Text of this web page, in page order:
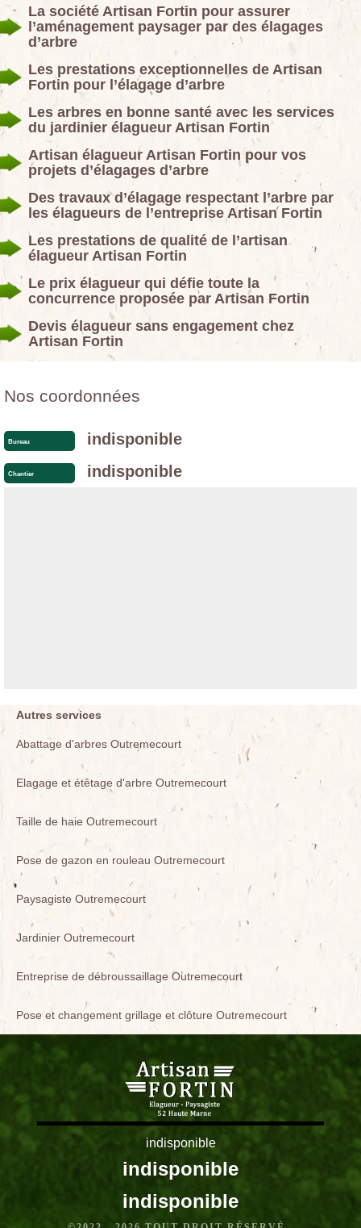
La société Artisan Fortin pour assurer
l’aménagement paysager par des élagages
d’arbre
Les prestations exceptionnelles de Artisan
Fortin pour l’élagage d’arbre
Les arbres en bonne santé avec les services
du jardinier élagueur Artisan Fortin
Artisan élagueur Artisan Fortin pour vos
projets d’élagages d’arbre
Des travaux d’élagage respectant l’arbre par
les élagueurs de l’entreprise Artisan Fortin
Les prestations de qualité de l’artisan
élagueur Artisan Fortin
Le prix élagueur qui défie toute la
concurrence proposée par Artisan Fortin
Devis élagueur sans engagement chez
Artisan Fortin
Nos coordonnées
Bureau indisponible
Chantier indisponible
Autres services
Abattage d'arbres Outremecourt
Elagage et étêtage d'arbre Outremecourt
Taille de haie Outremecourt
Pose de gazon en rouleau Outremecourt
Paysagiste Outremecourt
Jardinier Outremecourt
Entreprise de débroussaillage Outremecourt
Pose et changement grillage et clôture Outremecourt
indisponible
indisponible
indisponible